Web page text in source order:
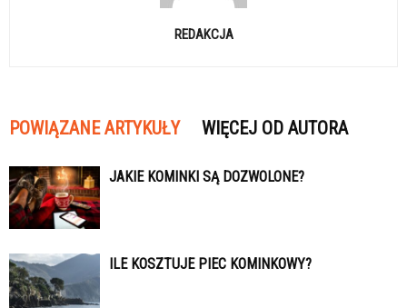
REDAKCJA
POWIĄZANE ARTYKUŁY WIĘCEJ OD AUTORA
JAKIE KOMINKI SĄ DOZWOLONE?
ILE KOSZTUJE PIEC KOMINKOWY?